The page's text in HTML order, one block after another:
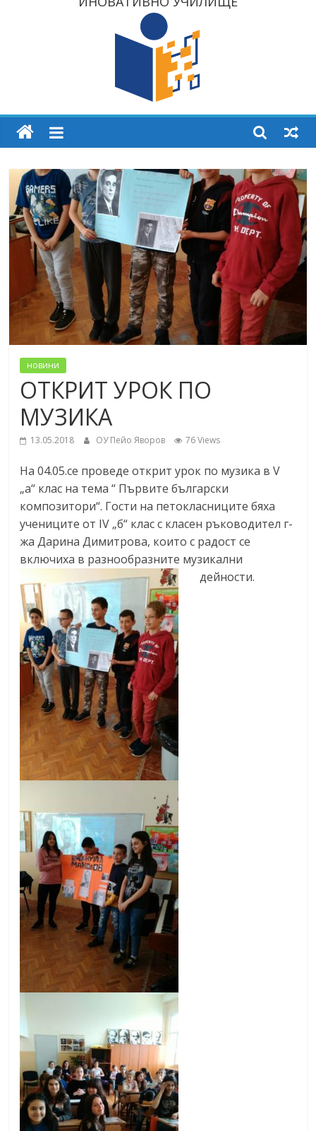
новини
ОТКРИТ УРОК ПО
МУЗИКА
13.05.2018 ОУ Пейо Яворов 76 Views
На 04.05.се проведе открит урок по музика в V
„a“ клас на тема “ Първите български
композитори“. Гости на петокласниците бяха
учениците от IV „б“ клас с класен ръководител г-
жа Дарина Димитрова, които с радост се
включиха в разнообразните музикални
дейности.